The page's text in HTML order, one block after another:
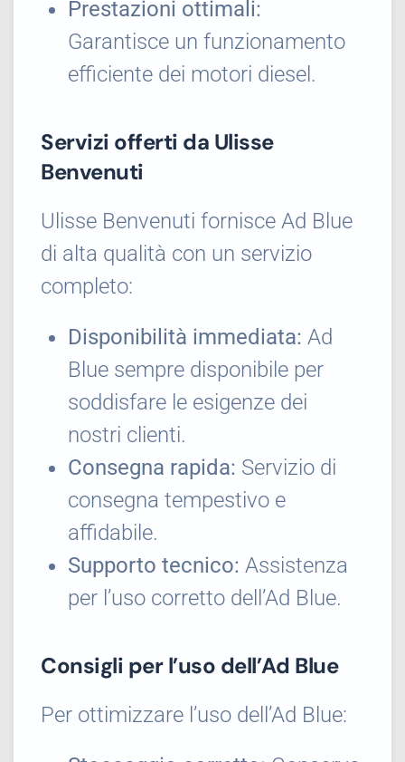
Prestazioni ottimali:
Garantisce un funzionamento
efficiente dei motori diesel.
Servizi offerti da Ulisse
Benvenuti
Ulisse Benvenuti fornisce Ad Blue
di alta qualità con un servizio
completo:
Disponibilità immediata: Ad
Blue sempre disponibile per
soddisfare le esigenze dei
nostri clienti.
Consegna rapida: Servizio di
consegna tempestivo e
affidabile.
Supporto tecnico: Assistenza
per l’uso corretto dell’Ad Blue.
Consigli per l’uso dell’Ad Blue
Per ottimizzare l’uso dell’Ad Blue: